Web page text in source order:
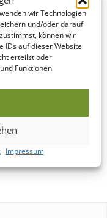
wir Technologien
und/oder darauf
können wir
IDs auf dieser Website
erteilst oder
Funktionen
Impressum
Verpackung
versandt.